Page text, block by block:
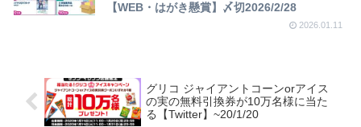
【WEB・はがき懸賞】〆切2026/2/28
2026.01.11
グリコ ジャイアントコーンorアイス
の実の無料引換券が10万名様に当た
る【Twitter】~20/1/20